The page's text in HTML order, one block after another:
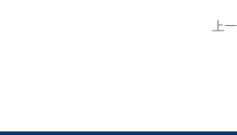
上